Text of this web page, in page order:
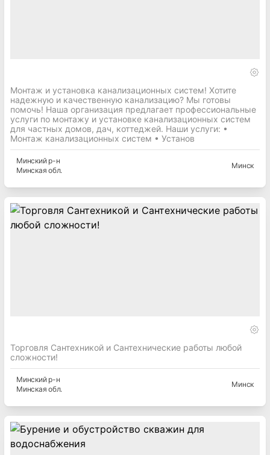
Монтаж и установка канализационных систем! Хотите
надежную и качественную канализацию? Мы готовы
помочь! Наша организация предлагает профессиональные
услуги по монтажу и установке канализационных систем
для частных домов, дач, коттеджей. Наши услуги: •
Монтаж канализационных систем • Установ
Минскийр-н
Минская обл.
Минск
Торговля Сантехникой и Сантехнические работы любой
сложности!
Минскийр-н
Минская обл.
Минск